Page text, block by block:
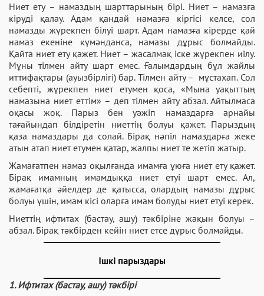
Ниет ету – намаздың шарттарының бірі. Ниет – намазға
кіруді қалау. Адам қандай намазға кіргісі келсе, сол
намазды жүрекпен білуі шарт. Адам намазға кірерде қай
намаз екеніне күмәнданса, намазы дұрыс болмайды.
Қайта ниет ету қажет. Ниет – жасалмақ іске жүрекпен иілу.
Мұны тілмен айту шарт емес. Ғалымдардың бұл жайлы
иттифақтары (ауызбірлігі) бар. Тілмен айту – мұстахап. Сол
себепті, жүрекпен ниет етумен қоса, «Мына уақыттың
намазына ниет еттім» – деп тілмен айту абзал. Айтылмаса
оқасы жоқ. Парыз бен уәжіп намаздарға арнайы
тағайындап білдіретін ниеттің болуы қажет. Парыздың
қаза намаздары да солай. Бірақ нәпіл намаздарға жеке
атын атап ниет етумен қатар, жалпы ниет те жетіп жатыр.
Жамағатпен намаз оқылғанда имамға ұюға ниет ету қажет.
Бірақ имамның имамдыққа ниет етуі шарт емес. Ал,
жамағатқа әйелдер де қатысса, олардың намазы дұрыс
болуы үшін, имам кісі оларға имам болуды ниет етуі керек.
Ниеттің ифтитах (бастау, ашу) тәкбіріне жақын болуы –
абзал. Бірақ тәкбірден кейін ниет етсе дұрыс болмайды.
Ішкі парыздары
1. Ифтитах (бастау, ашу) тәкбірі